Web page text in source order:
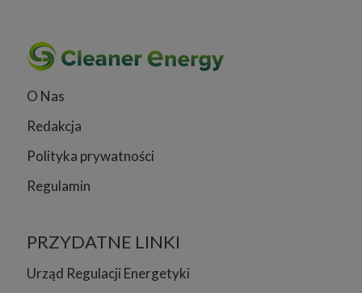
O Nas
Redakcja
Polityka prywatności
Regulamin
PRZYDATNE LINKI
Urząd Regulacji Energetyki